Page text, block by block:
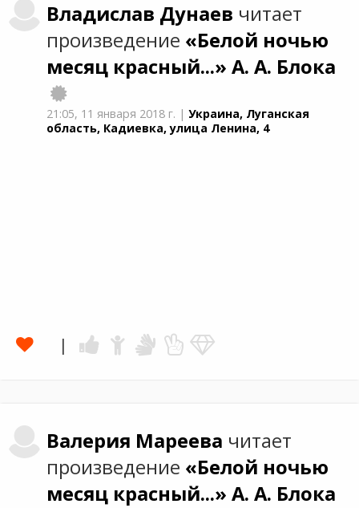
Владислав Дунаев читает
произведение «Белой ночью
месяц красный...»А. А. Блока
21:05, 11 января 2018 г. |Украина, Луганская
область, Кадиевка, улица Ленина, 4
Валерия Мареева читает
произведение «Белой ночью
месяц красный...»А. А. Блока